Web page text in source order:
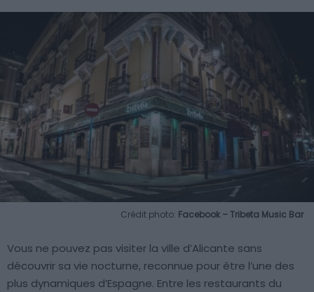
Crédit photo: Facebook – Tribeta Music Bar
Vous ne pouvez pas visiter la ville d’Alicante sans
découvrir sa vie nocturne, reconnue pour être l’une des
plus dynamiques d’Espagne. Entre les restaurants du